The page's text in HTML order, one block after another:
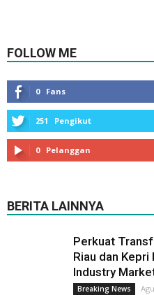
FOLLOW ME
0 Fans
251 Pengikut
0 Pelanggan
BERITA LAINNYA
Perkuat
Riau dan Kepri
Industry
Breaking News